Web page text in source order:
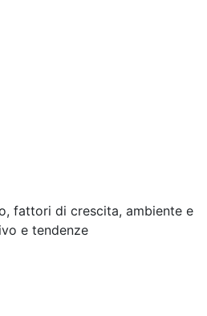
fattori di crescita, ambiente e
e tendenze